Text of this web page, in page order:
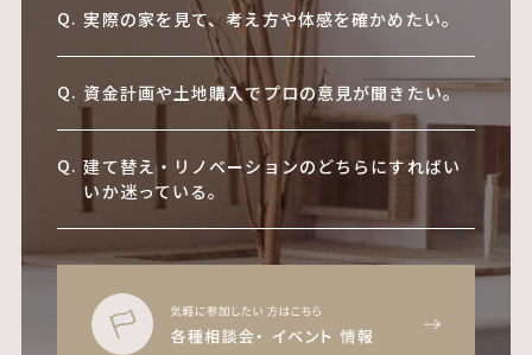
実際の家を見て、考え方や体感を確かめたい。
資金計画や土地購入でプロの意見が聞きたい。
建て替え・リノベーションのどちらにすればい
いか迷っている。